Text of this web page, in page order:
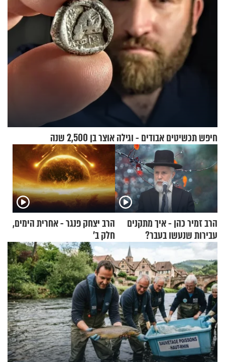
חיפש תכשיטים אבודים - וגילה אוצר בן 2,500 שנה
הרב זמיר כהן - איך מתקנים
עבירות שנעשו בעבר?
הרב יצחק פנגר - אחרית הימים,
חלק ב’